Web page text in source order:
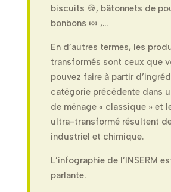
biscuits 🍪, bâtonnets de
bonbons 🍬 ,…
En d’autres termes, les
transformés sont ceux que
pouvez faire à partir
catégorie précédente dans
de ménage « classique » et
ultra-transformé résultent
industriel et chimique.
L’infographie de l’INSERM
parlante.